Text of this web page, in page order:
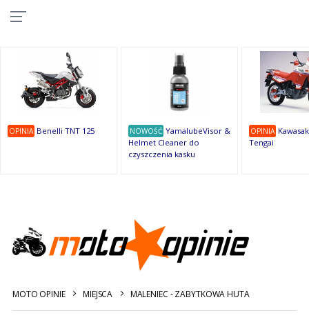
OSTATNIE
OPINIA Benelli TNT 125 NOWOŚĆ YamalubeVisor &
Helmet Cleaner do
czyszczenia kasku
OPINIA
Tengai
MOTO OPINIE MIEJSCA MALENIEC - ZABYTKOWA HUTA